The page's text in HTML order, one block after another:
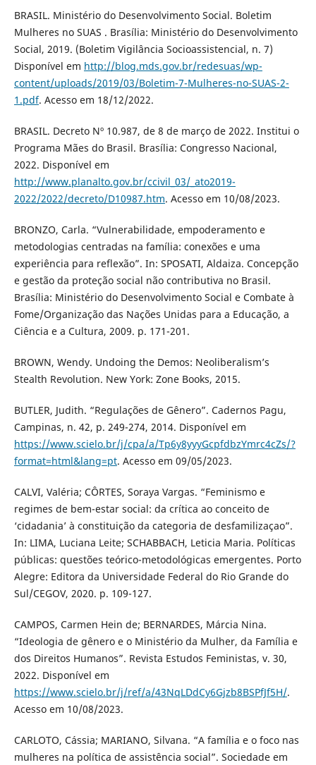
BRASIL. Ministério do Desenvolvimento Social. Boletim
Mulheres no SUAS . Brasília: Ministério do Desenvolvimento
Social, 2019. (Boletim Vigilância Socioassistencial, n. 7)
Disponível em http://blog.mds.gov.br/redesuas/wp-
content/uploads/2019/03/Boletim-7-Mulheres-no-SUAS-2-
1.pdf. Acesso em 18/12/2022.
BRASIL. Decreto Nº 10.987, de 8 de março de 2022. Institui o
Programa Mães do Brasil. Brasília: Congresso Nacional,
2022. Disponível em
http://www.planalto.gov.br/ccivil_03/_ato2019-
2022/2022/decreto/D10987.htm. Acesso em 10/08/2023.
BRONZO, Carla. “Vulnerabilidade, empoderamento e
metodologias centradas na família: conexões e uma
experiência para reflexão”. In: SPOSATI, Aldaiza. Concepção
e gestão da proteção social não contributiva no Brasil.
Brasília: Ministério do Desenvolvimento Social e Combate à
Fome/Organização das Nações Unidas para a Educação, a
Ciência e a Cultura, 2009. p. 171-201.
BROWN, Wendy. Undoing the Demos: Neoliberalism’s
Stealth Revolution. New York: Zone Books, 2015.
BUTLER, Judith. “Regulações de Gênero”. Cadernos Pagu,
Campinas, n. 42, p. 249-274, 2014. Disponível em
https://www.scielo.br/j/cpa/a/Tp6y8yyyGcpfdbzYmrc4cZs/?
format=html&lang=pt. Acesso em 09/05/2023.
CALVI, Valéria; CÔRTES, Soraya Vargas. “Feminismo e
regimes de bem-estar social: da crítica ao conceito de
‘cidadania’ à constituição da categoria de desfamilizaçao”.
In: LIMA, Luciana Leite; SCHABBACH, Leticia Maria. Políticas
públicas: questões teórico-metodológicas emergentes. Porto
Alegre: Editora da Universidade Federal do Rio Grande do
Sul/CEGOV, 2020. p. 109-127.
CAMPOS, Carmen Hein de; BERNARDES, Márcia Nina.
“Ideologia de gênero e o Ministério da Mulher, da Família e
dos Direitos Humanos”. Revista Estudos Feministas, v. 30,
2022. Disponível em
https://www.scielo.br/j/ref/a/43NqLDdCy6Gjzb8BSPfJf5H/.
Acesso em 10/08/2023.
CARLOTO, Cássia; MARIANO, Silvana. “A família e o foco nas
mulheres na política de assistência social”. Sociedade em